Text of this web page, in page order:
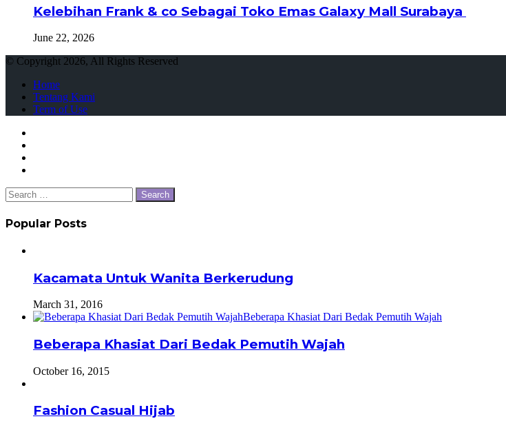
Kelebihan Frank & co Sebagai Toko Emas Galaxy Mall Surabaya
June 22, 2026
© Copyright 2026, All Rights Reserved
Home
Tentang Kami
Term of Use
Close
Search
for:
Popular Posts
Kacamata Untuk Wanita Berkerudung
March 31, 2016
Beberapa Khasiat Dari Bedak Pemutih Wajah
October 16, 2015
Fashion Casual Hijab